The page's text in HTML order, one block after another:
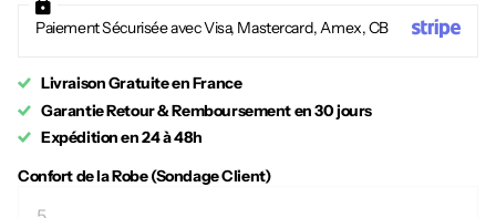
Paiement Sécurisée avec Visa, Mastercard, Amex, CB
Livraison Gratuite en France
Garantie Retour & Remboursement en 30 jours
Expédition en 24 à 48h
Confort de la Robe (Sondage Client)